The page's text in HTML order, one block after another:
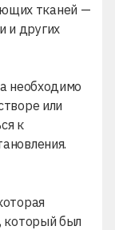
тканей —
и других
необходимо
или
к
который был